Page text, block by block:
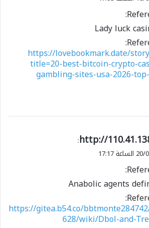
Lady luck
https://lovebookmark.date/
title=20-best-bitcoin-crypto-
gambling-sites-usa-2026-
http://
:
17:17
Anabolic agents
https://gitea.b54.co/
628/wiki/Dbol-and-